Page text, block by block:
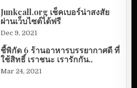
Junkcall.org เช็คเบอร์น่าสงสัย
ผ่านเว็บไซต์ได้ฟรี
Dec 9, 2021
ชี้พิกัด 6 ร้านอาหารบรรยากาศดี ที่
ใช้สิทธิ์ เราชนะ เรารักกัน..
Mar 24, 2021